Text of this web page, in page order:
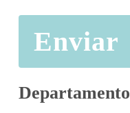
Departamento